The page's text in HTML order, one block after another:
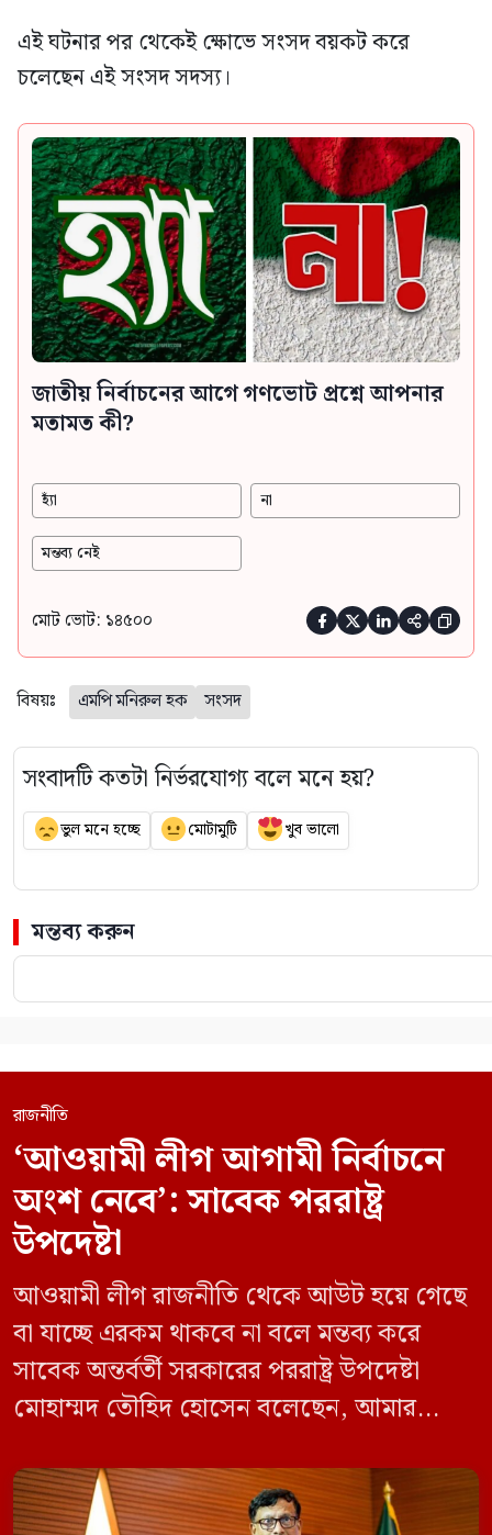
এই ঘটনার পর থেকেই ক্ষোভে সংসদ বয়কট করে
চলেছেন এই সংসদ সদস্য।
জাতীয় নির্বাচনের আগে গণভোট প্রশ্নে আপনার
মতামত কী?
হ্যাঁ না
মন্তব্য নেই
মোট ভোট: ১৪৫০০     
বিষয়ঃ এমপি মনিরুল হক সংসদ
সংবাদটি কতটা নির্ভরযোগ্য বলে মনে হয়?
ভুল মনে হচ্ছে মোটামুটি খুব ভালো
মন্তব্য করুন
রাজনীতি
‘আওয়ামী লীগ আগামী নির্বাচনে
অংশ নেবে’: সাবেক পররাষ্ট্র
উপদেষ্টা
আওয়ামী লীগ রাজনীতি থেকে আউট হয়ে গেছে
বা যাচ্ছে এরকম থাকবে না বলে মন্তব্য করে
সাবেক অন্তর্বর্তী সরকারের পররাষ্ট্র উপদেষ্টা
মোহাম্মদ তৌহিদ হোসেন বলেছেন, আমার
নির্বাচনে অংশ নেবে। সম্প্রতি দেশের একটি
বেসরকারি টেলিভিশনে দেয়া সাক্ষাৎকারে তিনি